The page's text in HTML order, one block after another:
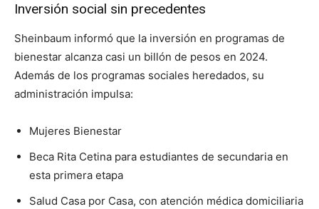
Inversión social sin precedentes
Sheinbaum informó que la inversión en programas de
bienestar alcanza casi un billón de pesos en 2024.
Además de los programas sociales heredados, su
administración impulsa:
Mujeres Bienestar
Beca Rita Cetina para estudiantes de secundaria en
esta primera etapa
Salud Casa por Casa, con atención médica domiciliaria